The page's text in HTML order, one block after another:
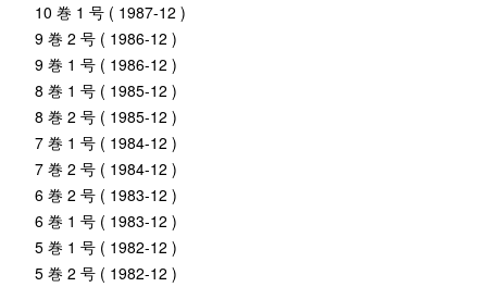
10 巻 1 号 ( 1987-12 )
9 巻 2 号 ( 1986-12 )
9 巻 1 号 ( 1986-12 )
8 巻 1 号 ( 1985-12 )
8 巻 2 号 ( 1985-12 )
7 巻 1 号 ( 1984-12 )
7 巻 2 号 ( 1984-12 )
6 巻 2 号 ( 1983-12 )
6 巻 1 号 ( 1983-12 )
5 巻 1 号 ( 1982-12 )
5 巻 2 号 ( 1982-12 )